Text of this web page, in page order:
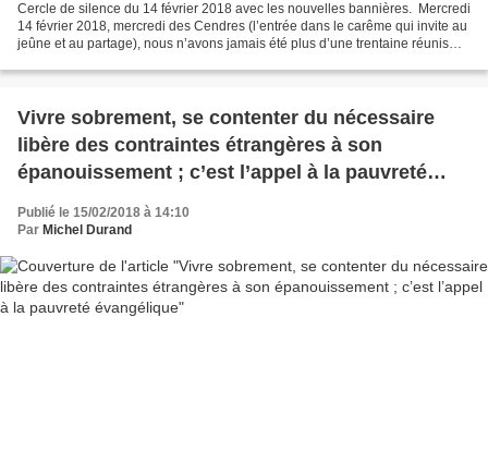
Cercle de silence du 14 février 2018 avec les nouvelles bannières. Mercredi
14 février 2018, mercredi des Cendres (l’entrée dans le carême qui invite au
jeûne et au partage), nous n’avons jamais été plus d’une trentaine réunis
Vivre sobrement, se contenter du nécessaire
libère des contraintes étrangères à son
épanouissement ; c’est l’appel à la pauvreté
évangélique
Publié le 15/02/2018 à 14:10
Par Michel Durand